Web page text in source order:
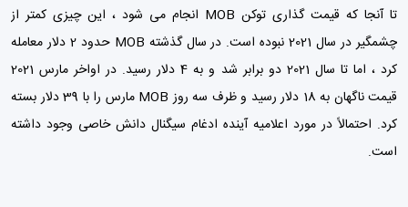
تا آنجا که قیمت گذاری توکن MOB انجام می شود ، این چیزی کمتر از
چشمگیر در سال 2021 نبوده است. در سال گذشته MOB حدود 2 دلار معامله
کرد ، اما تا سال 2021 دو برابر شد و به 4 دلار رسید. در اواخر مارس 2021
قیمت ناگهان به 18 دلار رسید و ظرف سه روز MOB مارس را با 39 دلار بسته
کرد. احتمالاً در مورد اعلامیه آینده ادغام سیگنال دانش خاصی وجود داشته
است.